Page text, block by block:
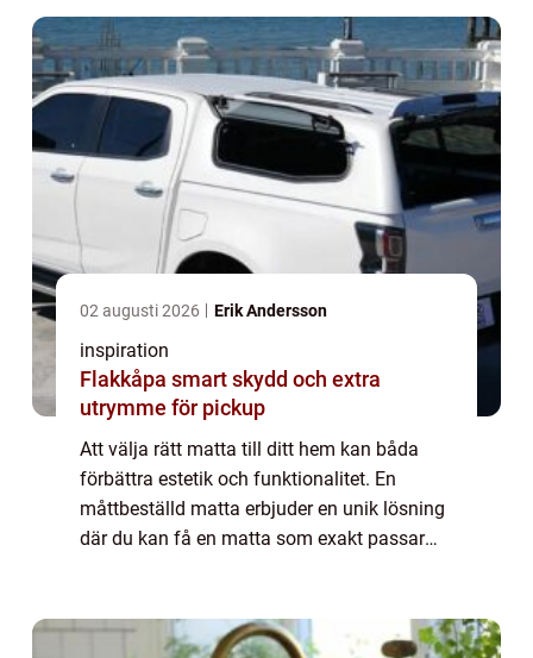
02 augusti 2026 Erik Andersson
inspiration
Flakkåpa smart skydd och extra
utrymme för pickup
Att välja rätt matta till ditt hem kan båda
förbättra estetik och funktionalitet. En
måttbeställd matta erbjuder en unik lösning
där du kan få en matta som exakt passar